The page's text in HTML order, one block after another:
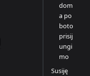
dom
a po
boto
prisij
ungi
mo
Susiję